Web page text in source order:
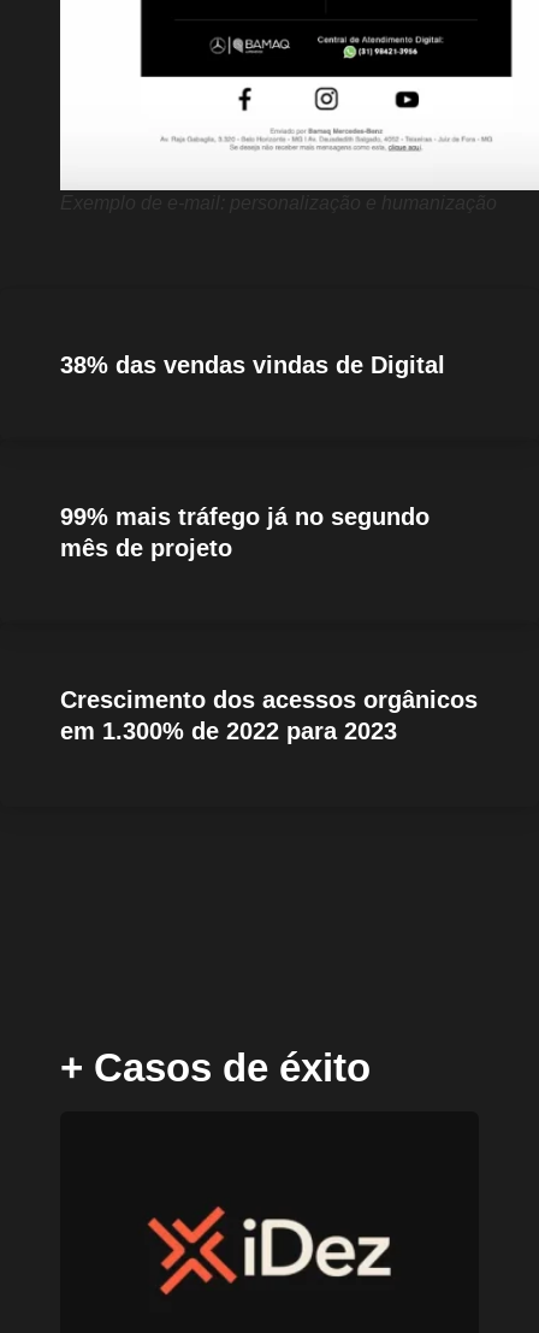
38% das vendas vindas de Digital
99% mais tráfego já no segundo
mês de projeto
Crescimento dos acessos orgânicos
em 1.300% de 2022 para 2023
+ Casos de éxito